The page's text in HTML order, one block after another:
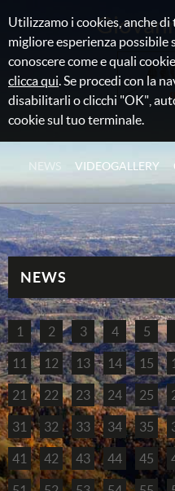
Utilizzamo i cookies, anche
migliore esperienza possibile
conoscere come e quali
clicca qui. Se procedi con la
disabilitarli o clicchi "OK",
cookie sul tuo terminale.
NEWS VIDEOGALLERY
NEWS
1 2 3 4 5
11 12 13 14 15
21 22 23 24 25
31 32 33 34 35
41 42 43 44 45